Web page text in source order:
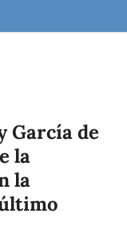
García de
la
la